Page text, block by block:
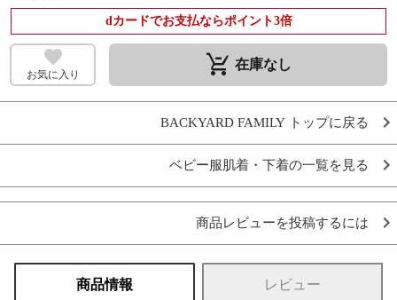
dカードでお支払ならポイント3倍
お気に入り remove_shopping_cart 在庫なし
BACKYARD FAMILY トップに戻る
ベビー服肌着・下着の一覧を見る
商品レビューを投稿するには
商品情報 レビュー